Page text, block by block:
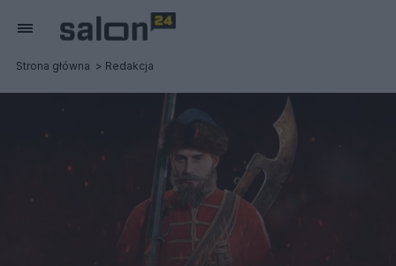
Strona główna Redakcja